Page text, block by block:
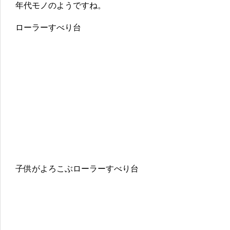
年代モノのようですね。
ローラーすべり台
子供がよろこぶローラーすべり台